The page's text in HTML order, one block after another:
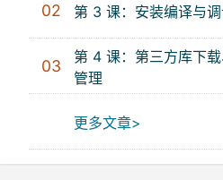
02 第 3 课：安装编译与
03
第 4 课：第三方库下
管理
更多文章>